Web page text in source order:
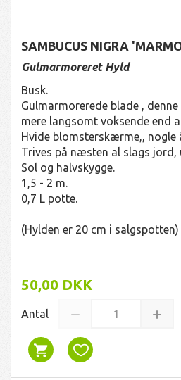
SAMBUCUS NIGRA
Gulmarmoreret Hyld
Busk.
Gulmarmorerede blade ,
mere langsomt voksende end
Hvide blomsterskærme,, nogle
Trives på næsten al slags jord,
Sol og halvskygge.
1,5 - 2 m.
0,7 L potte.
(Hylden er 20 cm i salgspotten)
50,00 DKK
Antal